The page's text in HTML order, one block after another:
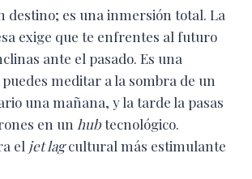
destino; es una inmersión total. La
exige que te enfrentes al futuro
ante el pasado. Es una
meditar a la sombra de un
una mañana, y la tarde la pasas
en un hubtecnológico.
el jet lagcultural más estimulante